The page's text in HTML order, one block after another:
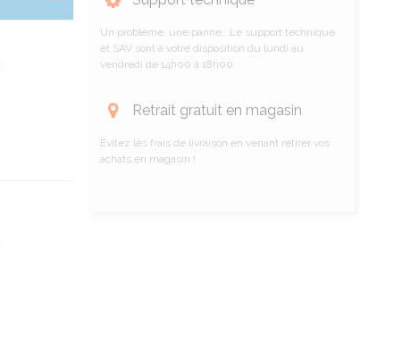
Un problème, une panne...Le support technique
et SAV sont à votre disposition du lundi au
vendredi de 14h00 à 18h00.
Retrait gratuit en magasin
Évitez les frais de livraison en venant retirer vos
achats en magasin !